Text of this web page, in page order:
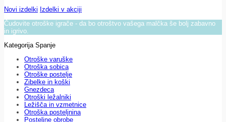
Novi izdelki Izdelki v akciji
Čudovite otroške igrače - da bo otroštvo vašega malčka še bolj zabavno
in igrivo.
Kategorija Spanje
Otroške varuške
Otroška sobica
Otroške postelje
Zibelke in koški
Gnezdeca
Otroški ležalniki
Ležišča in vzmetnice
Otroška posteljnina
Posteljne obrobe